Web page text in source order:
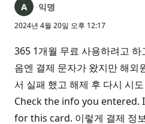
익명
2024년 4월 20일 오후 12:17
365 1개월 무료 사용하려고
음엔 결제 문자가 왔지만 해외
서 실패 했고 해제 후 다시 시
Check the info you
for this card. 이렇게 결제 정